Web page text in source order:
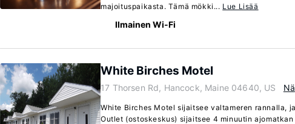
majoituspaikasta. Tämä mökki... Lue Lisää
Ilmainen Wi-Fi
White Birches Motel
17 Thorsen Rd, Hancock, Maine 04640, US
White Birches Motel sijaitsee valtameren rannalla,
Outlet (ostoskeskus) sijaitsee 4 minuutin ajomatkan